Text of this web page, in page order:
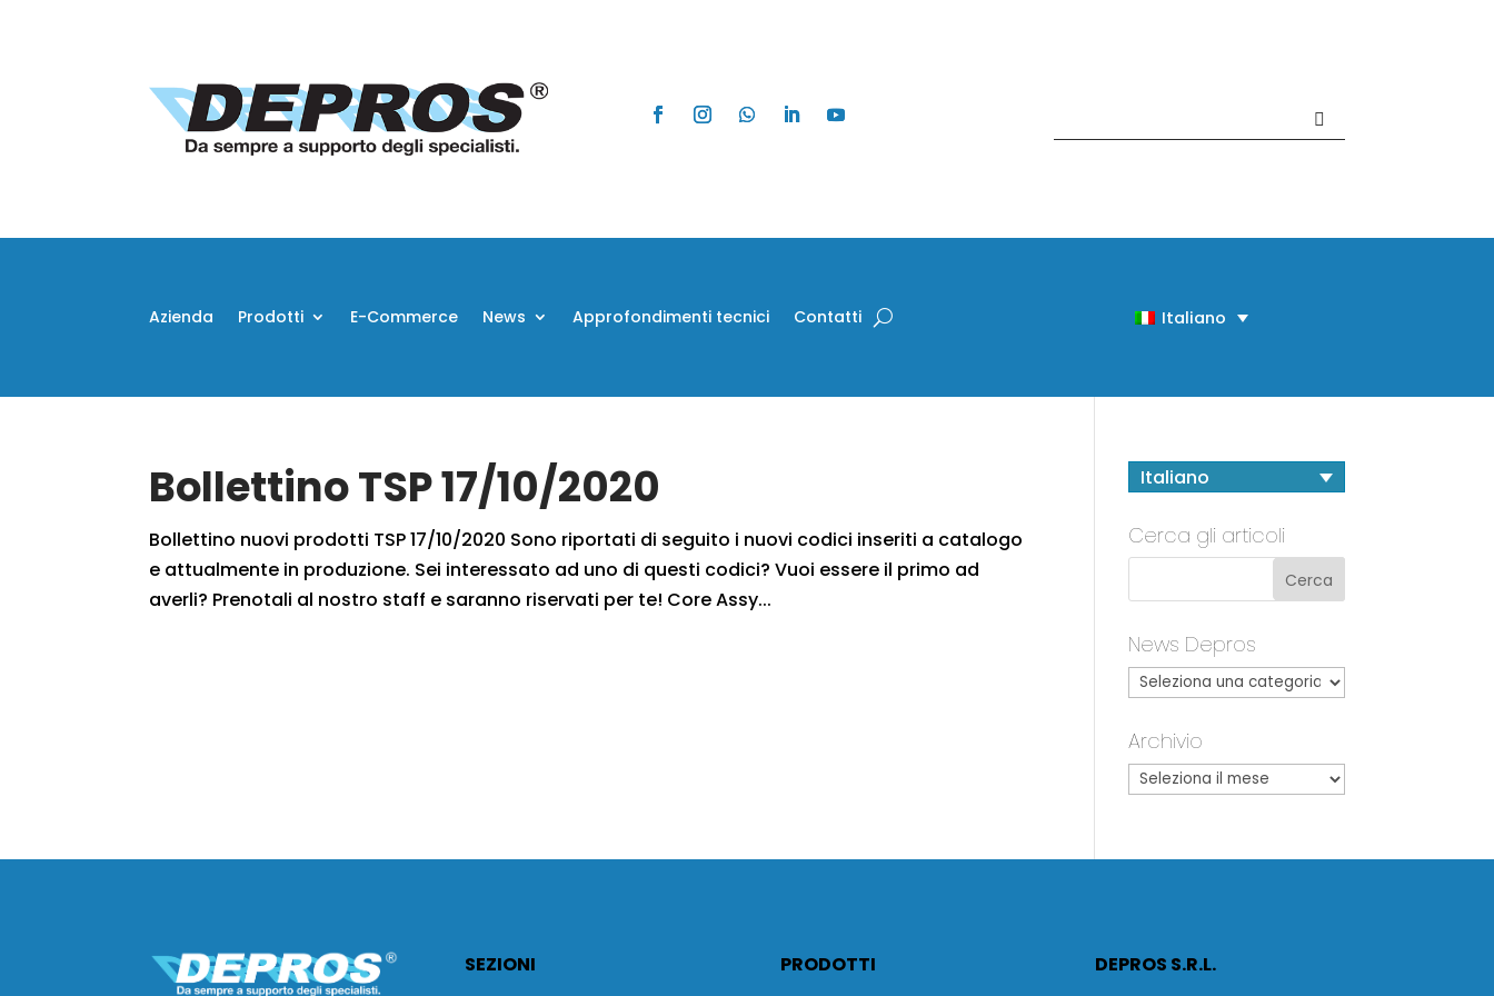
Azienda Prodotti E-Commerce News Approfondimenti tecnici Contatti Italiano
Bollettino TSP 17/10/2020
Bollettino nuovi prodotti TSP 17/10/2020 Sono riportati di seguito i nuovi codici inseriti a catalogo
e attualmente in produzione. Sei interessato ad uno di questi codici? Vuoi essere il primo ad
averli? Prenotali al nostro staff e saranno riservati per te! Core Assy...
Italiano
Cerca gli articoli
News Depros
Archivio
SEZIONI
PRODOTTI
DEPROS S.R.L.